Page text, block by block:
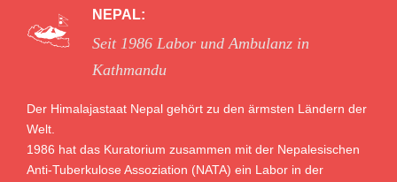
NEPAL:
Seit 1986 Labor und Ambulanz in
Kathmandu
Der Himalajastaat Nepal gehört zu den ärmsten Ländern der
Welt.
1986 hat das Kuratorium zusammen mit der Nepalesischen
Anti-Tuberkulose Assoziation (NATA) ein Labor in der